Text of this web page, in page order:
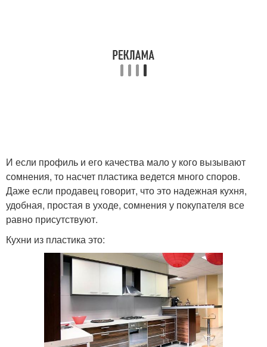
И если профиль и его качества мало у кого вызывают
сомнения, то насчет пластика ведется много споров.
Даже если продавец говорит, что это надежная кухня,
удобная, простая в уходе, сомнения у покупателя все
равно присутствуют.
Кухни из пластика это: